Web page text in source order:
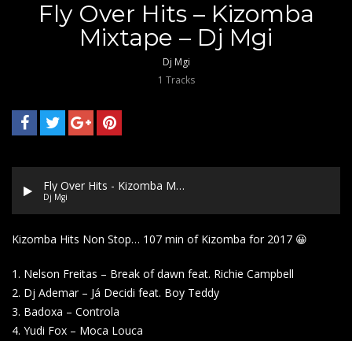
Fly Over Hits – Kizomba
Mixtape – Dj Mgi
Dj Mgi
1 Tracks
Fly Over Hits - Kizomba Mixtape - Dj Mgi
Dj Mgi
Kizomba Hits Non Stop… 107 min of Kizomba for 2017 😀
1. Nelson Freitas – Break of dawn feat. Richie Campbell
2. Dj Ademar – Já Decidi feat. Boy Teddy
3. Badoxa – Controla
4. Yudi Fox – Moca Louca